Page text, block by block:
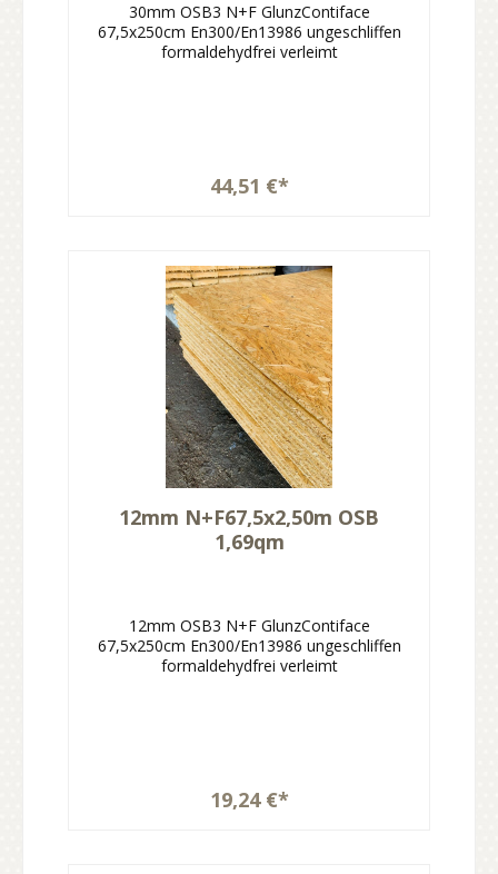
30mm OSB3 N+F GlunzContiface
67,5x250cm En300/En13986 ungeschliffen
formaldehydfrei verleimt
44,51 €*
12mm N+F67,5x2,50m OSB
1,69qm
12mm OSB3 N+F GlunzContiface
67,5x250cm En300/En13986 ungeschliffen
formaldehydfrei verleimt
19,24 €*